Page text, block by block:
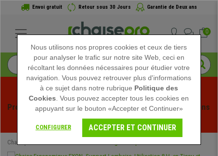
Envoi gratuit Retour sous 30 Jours Garantie de Deux ans
0
Profitez des soldes d'été chez Chaisepro ! Des réductions
exclusives pour une durée limitée - Voir l'offre
Chaisepro
Nous utilisons nos propres cookies et ceux de tiers
pour analyser le trafic sur notre site Web, ceci en
récoltant les données nécessaires pour étudier votre
navigation. Vous pouvez retrouver plus d'informations
à ce sujet dans notre rubrique Politique des
Cookies . Vous pouvez accepter tous les cookies en
appuyant sur le bouton «Accepter et Continuer»
CONFIGURER ACCEPTER ET CONTINUER